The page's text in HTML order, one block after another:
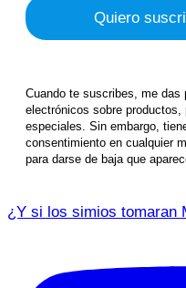
Cuando te suscribes, me das
electrónicos sobre
especiales. Sin embargo,
consentimiento en cualquier
para darse de baja que
¿Y si los simios tomaran